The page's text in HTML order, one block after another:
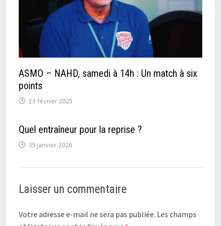
ASMO – NAHD, samedi à 14h : Un match à six
points
13 février 2025
Quel entraîneur pour la reprise ?
25 janvier 2026
Laisser un commentaire
Votre adresse e-mail ne sera pas publiée. Les champs